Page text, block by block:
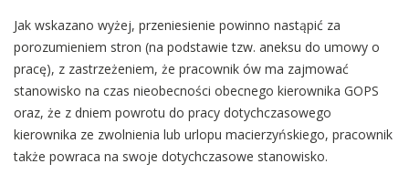
Jak wskazano wyżej, przeniesienie powinno nastąpić za
porozumieniem stron (na podstawie tzw. aneksu do umowy o
pracę), z zastrzeżeniem, że pracownik ów ma zajmować
stanowisko na czas nieobecności obecnego kierownika GOPS
oraz, że z dniem powrotu do pracy dotychczasowego
kierownika ze zwolnienia lub urlopu macierzyńskiego, pracownik
także powraca na swoje dotychczasowe stanowisko.